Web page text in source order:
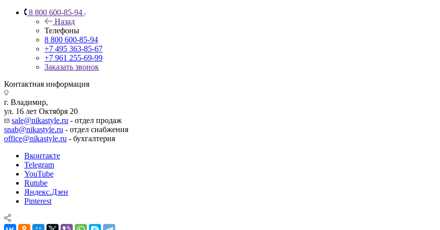
8 800 600-85-94
Назад
Телефоны
8 800 600-85-94
+7 495 363-85-67
+7 961 255-69-99
Заказать звонок
Контактная информация
г. Владимир,
ул. 16 лет Октября 20
sale@nikastyle.ru - отдел продаж
snab@nikastyle.ru - отдел снабжения
office@nikastyle.ru - бухгалтерия
Вконтакте
Telegram
YouTube
Rutube
Яндекс.Дзен
Pinterest